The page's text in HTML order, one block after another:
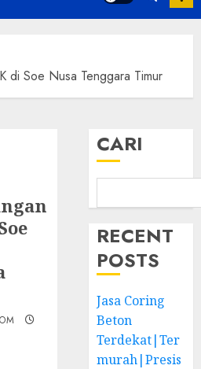
di Soe Nusa Tenggara Timur
CARI
RECENT
POSTS
Jasa Coring
Beton
Terdekat|Ter
murah|Presis